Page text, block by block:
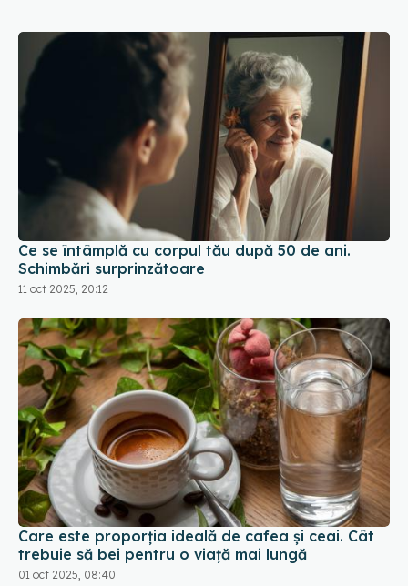
Ce se întâmplă cu corpul tău după 50 de ani.
Schimbări surprinzătoare
11 oct 2025, 20:12
Care este proporția ideală de cafea și ceai. Cât
trebuie să bei pentru o viață mai lungă
01 oct 2025, 08:40